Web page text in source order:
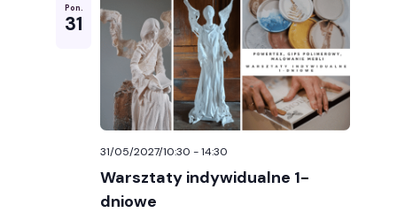
Pon.
31
Warsztaty indywidualne 1-
dniowe
31/05/2027/10:30 -14:30